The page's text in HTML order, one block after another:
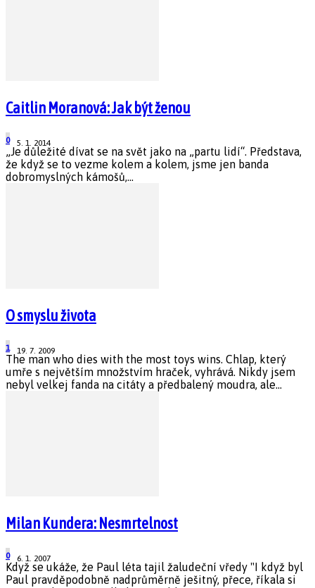
Caitlin Moranová: Jak být ženou
5. 1. 2014
0
„Je důležité dívat se na svět jako na „partu lidí“. Představa,
že když se to vezme kolem a kolem, jsme jen banda
dobromyslných kámošů,...
O smyslu života
19. 7. 2009
1
The man who dies with the most toys wins. Chlap, který
umře s největším množstvím hraček, vyhrává. Nikdy jsem
nebyl velkej fanda na citáty a předbalený moudra, ale...
Milan Kundera: Nesmrtelnost
6. 1. 2007
0
Když se ukáže, že Paul léta tajil žaludeční vředy "I když byl
Paul pravděpodobně nadprůměrně ješitný, přece, říkala si